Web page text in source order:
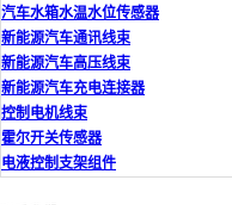
汽车水箱水温水位传感器
新能源汽车通讯线束
新能源汽车高压线束
新能源汽车充电连接器
控制电机线束
霍尔开关传感器
电液控制支架组件